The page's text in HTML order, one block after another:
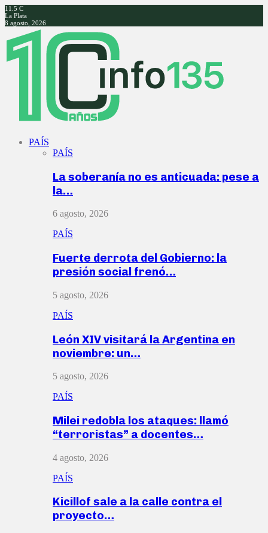
11.5 C
La Plata
8 agosto, 2026
Facebook
Twitter
Instagram
Youtube
PAÍS
PAÍS
La soberanía no es anticuada: pese a
la…
6 agosto, 2026
PAÍS
Fuerte derrota del Gobierno: la
presión social frenó…
5 agosto, 2026
PAÍS
León XIV visitará la Argentina en
noviembre: un…
5 agosto, 2026
PAÍS
Milei redobla los ataques: llamó
“terroristas” a docentes…
4 agosto, 2026
PAÍS
Kicillof sale a la calle contra el
proyecto…